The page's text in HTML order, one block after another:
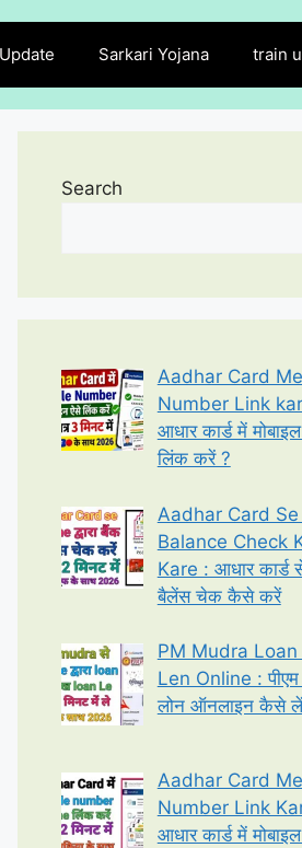
Sarkari Yojana train
Search
Aadhar Card
Number Link
आधार कार्ड में
लिंक करें ?
Aadhar Card
Balance Check
Kare : आधार कार्ड
बैलेंस चेक कैसे करें
PM Mudra Loan
Len Online : पीएम
लोन ऑनलाइन कैसे
Aadhar Card
Number Link
आधार कार्ड में